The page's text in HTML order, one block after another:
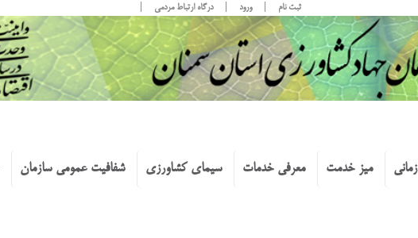
ثبت نام ورود درگاه ارتباط مردمی
میز خدمت معرفی خدمات سیمای کشاورزی شفافیت عمومی سازمان